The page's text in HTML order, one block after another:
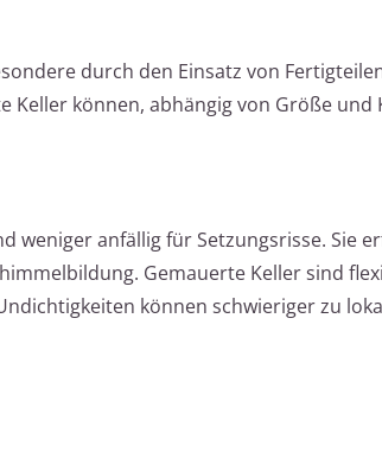
durch den Einsatz von
Keller können, abhängig von Größe und
weniger anfällig für Setzungsrisse. Sie
Gemauerte Keller sind
können schwieriger zu